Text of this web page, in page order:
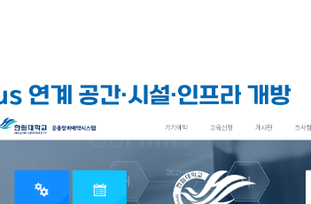
계 공간·시설·인프라 개방